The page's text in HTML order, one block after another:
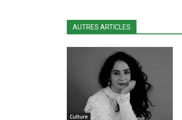
AUTRES ARTICLES
Culture